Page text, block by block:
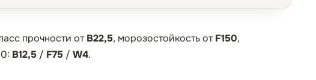
прочности отB22,5, морозостойкость отF150,
B12,5 / F75 / W4.